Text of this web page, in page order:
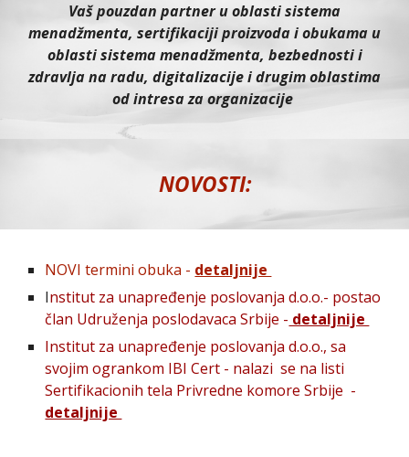
Vaš pouzdan partner u oblasti sistema
menadžmenta, sertifikaciji proizvoda i obukama u
oblasti sistema menadžmenta, bezbednostii
zdravlja na radu, digitalizacije i drugim oblastima
od intresa za organizacije
NOVOSTI:
NOVI termini obuka - detaljnije
Institut za unapređenje poslovanja d.o.o.- postao
član Udruženja poslodavaca Srbije - detaljnije
Institut za unapređenje poslovanja d.o.o., sa
svojim ogrankom IBI Cert - nalazi se na listi
Sertifikacionih tela Privredne komore Srbije -
detaljnije